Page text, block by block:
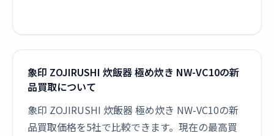
象印 ZOJIRUSHI 炊飯器 極め炊き NW-VC10の新
品買取について
象印 ZOJIRUSHI 炊飯器 極め炊き NW-VC10の新
品買取価格を5社で比較できます。現在の最高買